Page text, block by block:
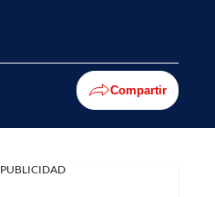
Compartir
PUBLICIDAD